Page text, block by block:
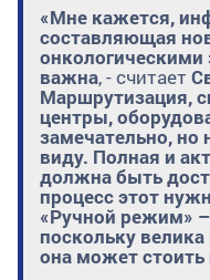
«Мне кажется,
составляющая
важна, - считает
Маршрутизация,
центры,
замечательно, но
виду. Полная и
должна быть
процесс этот
«Ручной режим»
поскольку
она может